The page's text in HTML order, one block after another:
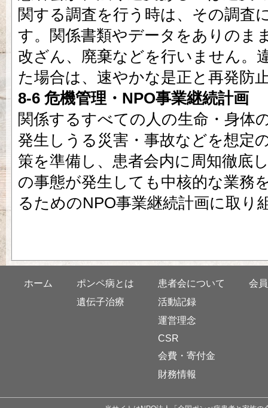
関する調査を行う時は、その調査
す。関係書類やデータをありのま
改ざん、廃棄などを行いません。
た場合は、速やかな是正と再発防
8-6 危機管理・NPO事業継続計画
関係するすべての人の生命・身体
発生しうる災害・事故などを想定
策を準備し、患者会内に周知徹底
の事態が発生しても中核的な業務
るためのNPO事業継続計画に取り
ホーム
ポンペ病とは
遺伝子治療
患者会について
活動記録
運営理念
CSR
会費・寄付金
財務情報
会